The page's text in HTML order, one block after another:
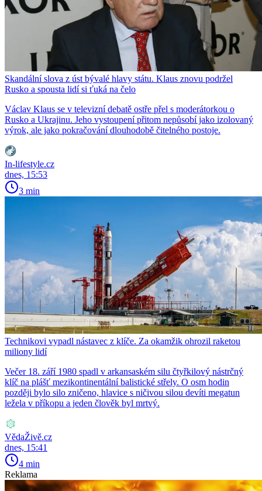
Skandální slova z úst bývalé hlavy státu. Klaus znovu podržel
Rusko a spousta lidí si ťuká na čelo
Václav Klaus se v televizní debatě ostře přel s moderátorkou o
Rusko a Ukrajinu. Jeho vystoupení přitom nepůsobí jako izolovaný
výrok, ale jako pokračování dlouhodobě čitelného postoje.
In-lifestyle.cz
dnes, 15:53
3 min
Technikovi vypadl nástavec z klíče. Za okamžik ohrozil raketou
miliony lidí
Večer 18. září 1980 spadl v arkansaském silu čtyřkilový nástrčný
klíč na plášť mezikontinentální balistické střely. O osm hodin
později bylo silo zničeno, hlavice s ničivou silou devíti megatun
ležela v příkopu a jeden člověk byl mrtvý.
VědaŽivě.cz
dnes, 15:41
4 min
Reklama